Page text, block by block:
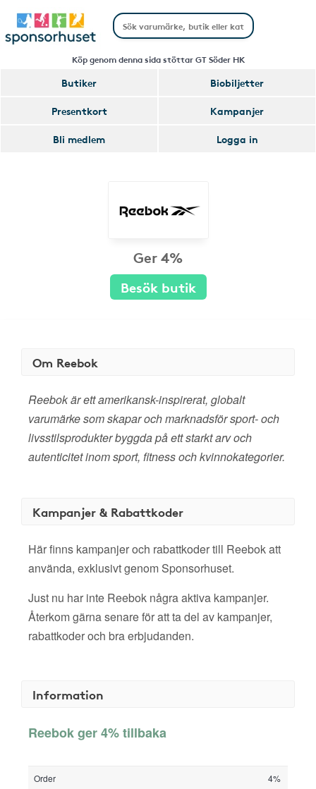
Köp genom denna sida stöttar GT Söder HK
Butiker
Biobiljetter
Presentkort
Kampanjer
Bli medlem
Logga in
Ger 4%
Besök butik
Om Reebok
Reebok är ett amerikansk-inspirerat, globalt
varumärke som skapar och marknadsför sport- och
livsstilsprodukter byggda på ett starkt arv och
autenticitet inom sport, fitness och kvinnokategorier.
Kampanjer & Rabattkoder
Här finns kampanjer och rabattkoder till Reebok att
använda, exklusivt genom Sponsorhuset.
Just nu har inte Reebok några aktiva kampanjer.
Återkom gärna senare för att ta del av kampanjer,
rabattkoder och bra erbjudanden.
Information
Reebok ger 4% tillbaka
Order 4%